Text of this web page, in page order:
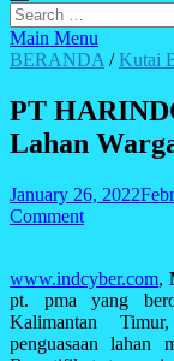
Search
for:
Main Menu
BERANDA /Kutai
PT
Lahan
January 26, 2022
Comment
www.indcyber.com,
pt. pma yang
Kalimantan
penguasaan lahan